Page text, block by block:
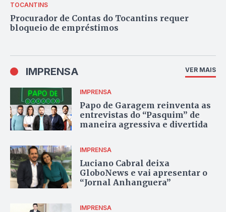
TOCANTINS
Procurador de Contas do Tocantins requer
bloqueio de empréstimos
IMPRENSA VER MAIS
IMPRENSA
Papo de Garagem reinventa as
entrevistas do “Pasquim” de
maneira agressiva e divertida
IMPRENSA
Luciano Cabral deixa
GloboNews e vai apresentar o
“Jornal Anhanguera”
IMPRENSA